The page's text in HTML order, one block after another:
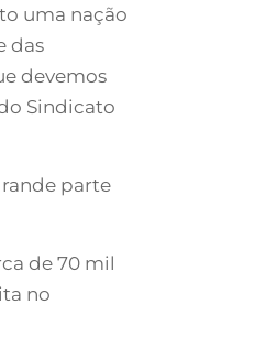
uma nação
das
devemos
Sindicato
parte
de 70 mil
no